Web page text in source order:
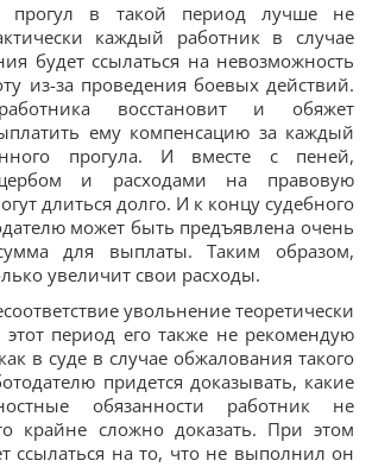
прогул в такой период лучше не
каждый работник в случае
будет ссылаться на невозможность
из-за проведения боевых действий.
восстановит и обяжет
ему компенсацию за каждый
прогула. И вместе с пеней,
и расходами на правовую
длиться долго. И к концу судебного
может быть предъявлена очень
для выплаты. Таким образом,
увеличит свои расходы.
увольнение теоретически
период его также не рекомендую
в суде в случае обжалования такого
придется доказывать, какие
обязанности работник не
крайне сложно доказать. При этом
ссылаться на то, что не выполнил он